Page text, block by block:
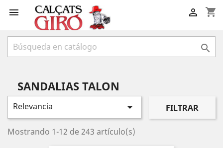
 shopping_cart


SANDALIAS TALON
Relevancia  FILTRAR
Mostrando 1-12 de 243 artículo(s)